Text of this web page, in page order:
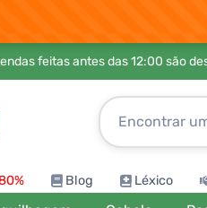
feitas antes das 12:00 são
Blog Léxico